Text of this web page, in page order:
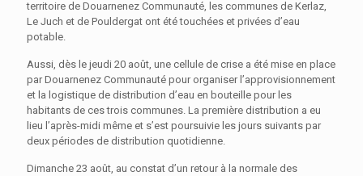
territoire de Douarnenez Communauté, les communes de Kerlaz,
Le Juch et de Pouldergat ont été touchées et privées d’eau
potable.
Aussi, dès le jeudi 20 août, une cellule de crise a été mise en place
par Douarnenez Communauté pour organiser l’approvisionnement
et la logistique de distribution d’eau en bouteille pour les
habitants de ces trois communes. La première distribution a eu
lieu l’après-midi même et s’est poursuivie les jours suivants par
deux périodes de distribution quotidienne.
Dimanche 23 août, au constat d’un retour à la normale des